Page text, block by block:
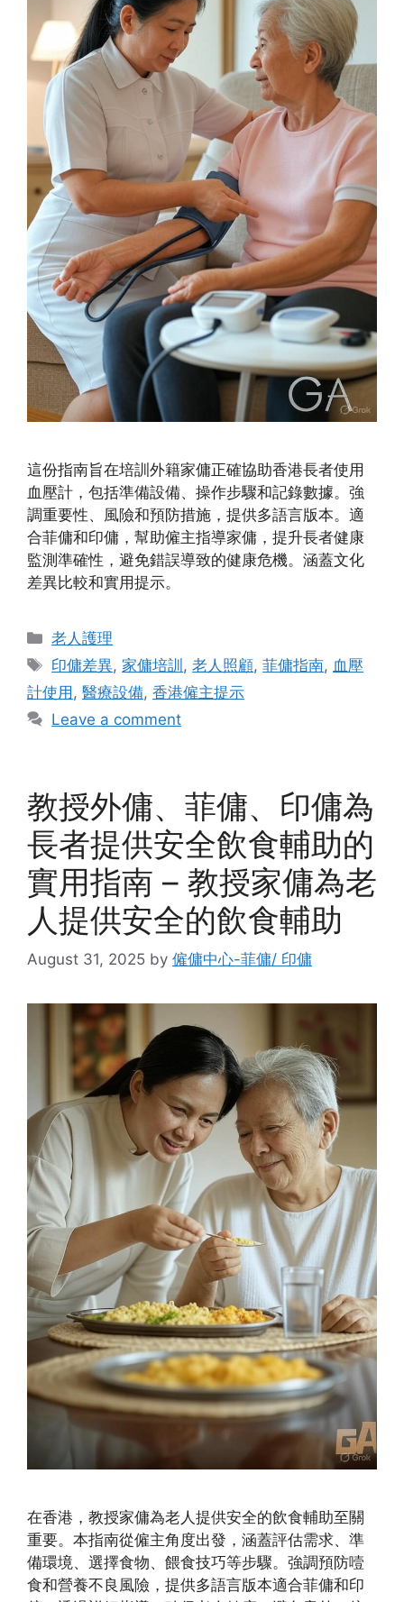
這份指南旨在培訓外籍家傭正確協助香港長者使用
血壓計，包括準備設備、操作步驟和記錄數據。強
調重要性、風險和預防措施，提供多語言版本。適
合菲傭和印傭，幫助僱主指導家傭，提升長者健康
監測準確性，避免錯誤導致的健康危機。涵蓋文化
差異比較和實用提示。
Categories
老人護理
Tags
印傭差異, 家傭培訓 ,老人照顧,菲傭指南, 血壓
計使用 , 醫療設備, 香港僱主提示
Leave a comment
教授外傭、菲傭、印傭為
長者提供安全飲食輔助的
實用指南 – 教授家傭為老
人提供安全的飲食輔助
August 31, 2025 by 僱傭中心-菲傭/ 印傭
在香港，教授家傭為老人提供安全的飲食輔助至關
重要。本指南從僱主角度出發，涵蓋評估需求、準
備環境、選擇食物、餵食技巧等步驟。強調預防噎
食和營養不良風險，提供多語言版本適合菲傭和印